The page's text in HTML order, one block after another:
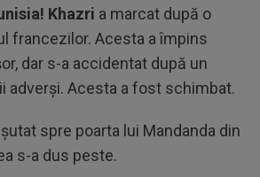
Khazri a marcat după o
francezilor. Acesta a împins
dar s-a accidentat după un
adverși. Acesta a fost schimbat.
spre poarta lui Mandanda din
s-a dus peste.